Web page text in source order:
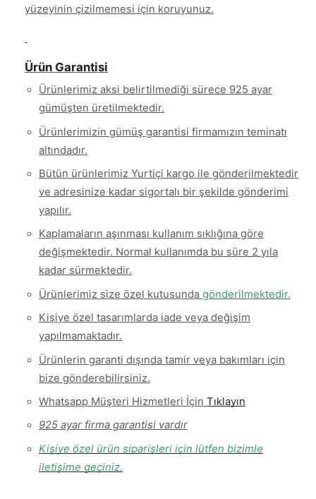
yüzeyinin çizilmemesi için koruyunuz.
Ürün Garantisi
Ürünlerimiz aksi belirtilmediği sürece 925 ayar
gümüşten üretilmektedir.
Ürünlerimizin gümüş garantisi firmamızın teminatı
altındadır.
Bütün ürünlerimiz Yurtiçi kargo ile gönderilmektedir
ve adresinize kadar sigortalı bir şekilde gönderimi
yapılır.
Kaplamaların aşınması kullanım sıklığına göre
değişmektedir. Normal kullanımda bu süre 2 yıla
kadar sürmektedir.
Ürünlerimiz size özel kutusunda gönderilmektedir.
Kişiye özel tasarımlarda iade veya değişim
yapılmamaktadır.
Ürünlerin garanti dışında tamir veya bakımları için
bize gönderebilirsiniz.
Whatsapp Müşteri Hizmetleri İçin Tıklayın
925 ayar firma garantisi vardır
Kişiye özel ürün siparişleri için lütfen bizimle
iletişime geçiniz.